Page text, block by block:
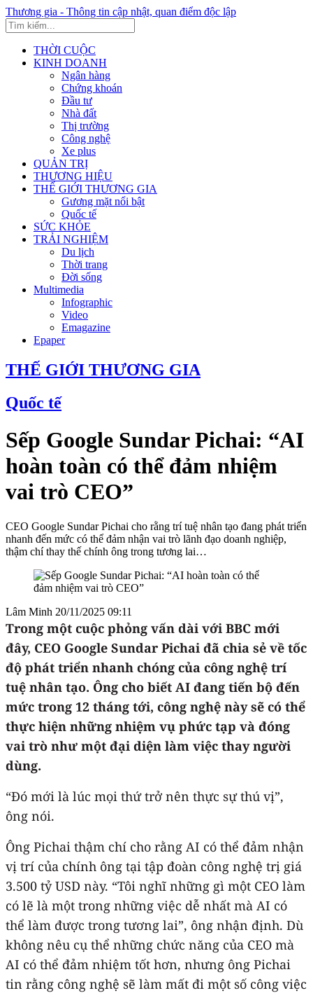
Thương gia - Thông tin cập nhật, quan điểm độc lập
THỜI CUỘC
KINH DOANH
Ngân hàng
Chứng khoán
Đầu tư
Nhà đất
Thị trường
Công nghệ
Xe plus
QUẢN TRỊ
THƯƠNG HIỆU
THẾ GIỚI THƯƠNG GIA
Gương mặt nổi bật
Quốc tế
SỨC KHỎE
TRẢI NGHIỆM
Du lịch
Thời trang
Đời sống
Multimedia
Infographic
Video
Emagazine
Epaper
THẾ GIỚI THƯƠNG GIA
Quốc tế
Sếp Google Sundar Pichai: “AI
hoàn toàn có thể đảm nhiệm
vai trò CEO”
CEO Google Sundar Pichai cho rằng trí tuệ nhân tạo đang phát triển
nhanh đến mức có thể đảm nhận vai trò lãnh đạo doanh nghiệp,
thậm chí thay thế chính ông trong tương lai…
Lâm Minh 20/11/2025 09:11
Trong một cuộc phỏng vấn dài với BBC mới
đây, CEO Google Sundar Pichai đã chia sẻ về tốc
độ phát triển nhanh chóng của công nghệ trí
tuệ nhân tạo. Ông cho biết AI đang tiến bộ đến
mức trong 12 tháng tới, công nghệ này sẽ có thể
thực hiện những nhiệm vụ phức tạp và đóng
vai trò như một đại diện làm việc thay người
dùng.
“Đó mới là lúc mọi thứ trở nên thực sự thú vị”,
ông nói.
Ông Pichai thậm chí cho rằng AI có thể đảm nhận
vị trí của chính ông tại tập đoàn công nghệ trị giá
3.500 tỷ USD này. “Tôi nghĩ những gì một CEO làm
có lẽ là một trong những việc dễ nhất mà AI có
thể làm được trong tương lai”, ông nhận định. Dù
không nêu cụ thể những chức năng của CEO mà
AI có thể đảm nhiệm tốt hơn, nhưng ông Pichai
tin rằng công nghệ sẽ làm mất đi một số công việc